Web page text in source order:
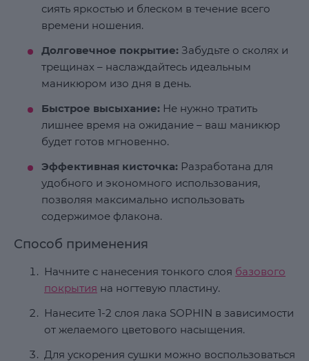
сиять яркостью и блеском в течение всего
времени ношения.
Долговечное покрытие: Забудьте о сколях и
трещинах – наслаждайтесь идеальным
маникюром изо дня в день.
Быстрое высыхание: Не нужно тратить
лишнее время на ожидание – ваш маникюр
будет готов мгновенно.
Эффективная кисточка: Разработана для
удобного и экономного использования,
позволяя максимально использовать
содержимое флакона.
Способ применения
Начните с нанесения тонкого слоя базового
покрытия на ногтевую пластину.
Нанесите 1-2 слоя лака SOPHIN в зависимости
от желаемого цветового насыщения.
Для ускорения сушки можно воспользоваться